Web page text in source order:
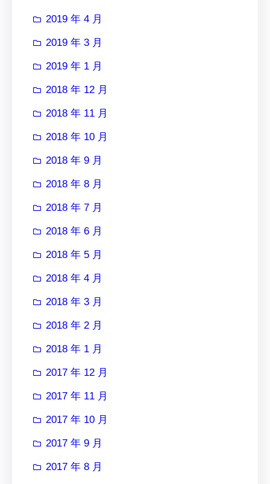
2019 年 4 月
2019 年 3 月
2019 年 1 月
2018 年 12 月
2018 年 11 月
2018 年 10 月
2018 年 9 月
2018 年 8 月
2018 年 7 月
2018 年 6 月
2018 年 5 月
2018 年 4 月
2018 年 3 月
2018 年 2 月
2018 年 1 月
2017 年 12 月
2017 年 11 月
2017 年 10 月
2017 年 9 月
2017 年 8 月